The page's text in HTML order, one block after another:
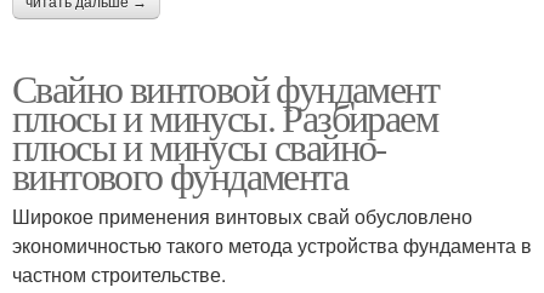
Свайно винтовой фундамент
плюсы и минусы. Разбираем
плюсы и минусы свайно-
винтового фундамента
Широкое применения винтовых свай обусловлено
экономичностью такого метода устройства фундамента в
частном строительстве.